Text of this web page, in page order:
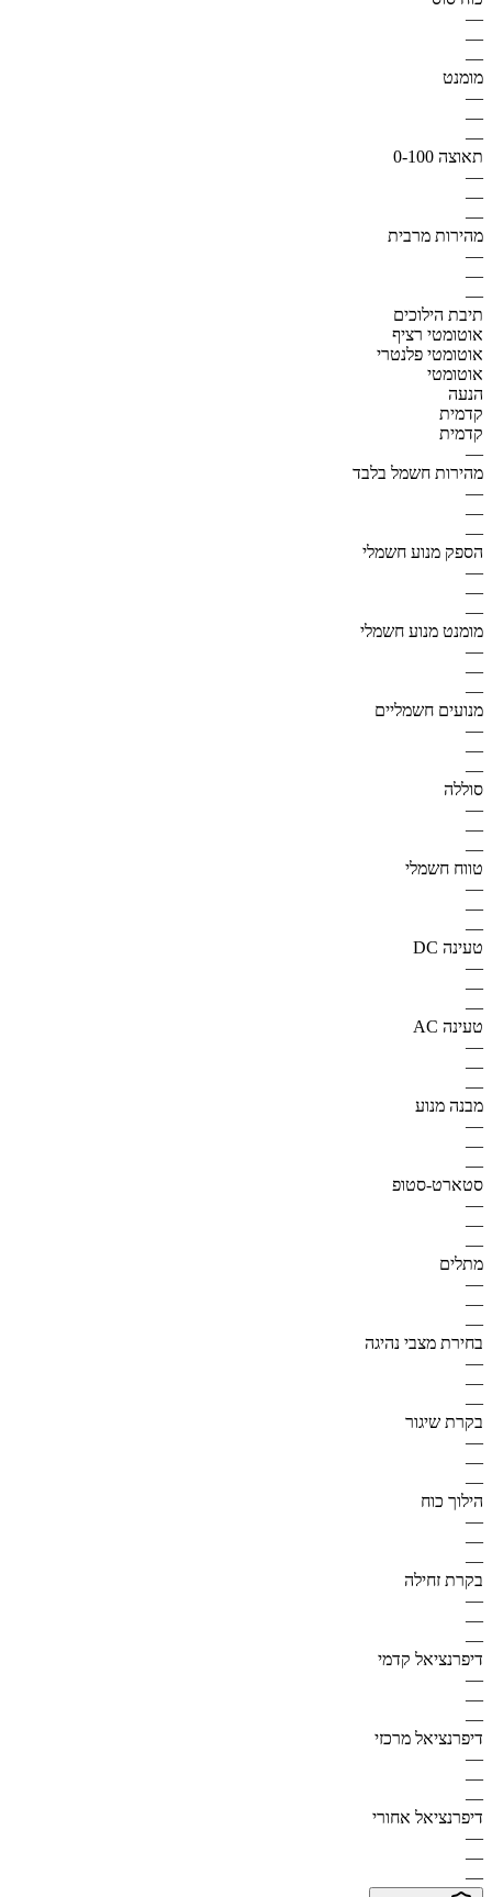
—
—
—
מומנט
—
—
—
תאוצה 0-100
—
—
—
מהירות מרבית
—
—
—
תיבת הילוכים
אוטומטי רציף
אוטומטי פלנטרי
אוטומטי
הנעה
קדמית
קדמית
—
מהירות חשמל בלבד
—
—
—
הספק מנוע חשמלי
—
—
—
מומנט מנוע חשמלי
—
—
—
מנועים חשמליים
—
—
—
סוללה
—
—
—
טווח חשמלי
—
—
—
טעינה DC
—
—
—
טעינה AC
—
—
—
מבנה מנוע
—
—
—
סטארט-סטופ
—
—
—
מתלים
—
—
—
בחירת מצבי נהיגה
—
—
—
בקרת שיגור
—
—
—
הילוך כוח
—
—
—
בקרת זחילה
—
—
—
דיפרנציאל קדמי
—
—
—
דיפרנציאל מרכזי
—
—
—
דיפרנציאל אחורי
—
—
—